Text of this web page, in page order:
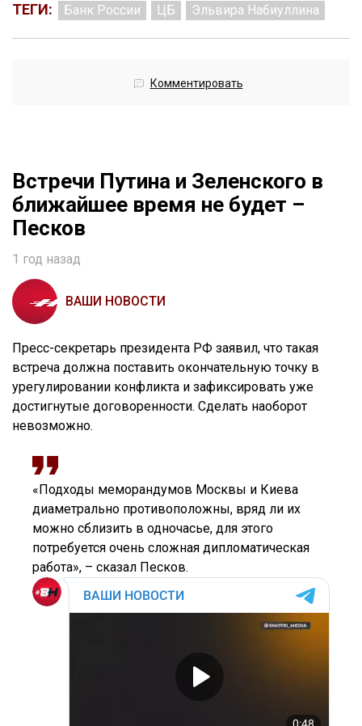
ТЕГИ: Банк России ЦБ Эльвира Набиуллина
Комментировать
Встречи Путина и Зеленского в
ближайшее время не будет –
Песков
1 год назад
ВАШИ НОВОСТИ
Пресс-секретарь президента РФ заявил, что такая
встреча должна поставить окончательную точку в
урегулировании конфликта и зафиксировать уже
достигнутые договоренности. Сделать наоборот
невозможно.
«Подходы меморандумов Москвы и Киева
диаметрально противоположны, вряд ли их
можно сблизить в одночасье, для этого
потребуется очень сложная дипломатическая
работа», – сказал Песков.